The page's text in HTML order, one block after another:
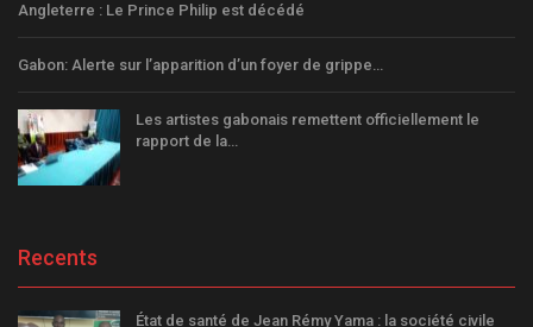
Angleterre : Le Prince Philip est décédé
Gabon: Alerte sur l’apparition d’un foyer de grippe…
Les artistes gabonais remettent officiellement le
rapport de la…
Recents
État de santé de Jean Rémy Yama : la société civile